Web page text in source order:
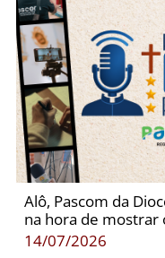
Alô, Pascom da
na hora de mostrar
14/07/2026